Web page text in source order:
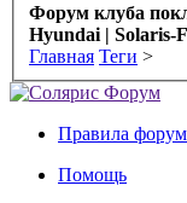
Форум клуба
Hyundai | Solaris-
Главная Теги >
Правила
Помощь